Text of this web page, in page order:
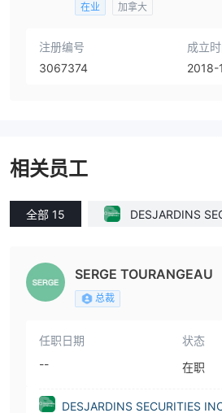
在业 加拿大
注册编号
3067374
成立
2018-
相关员工
全部 15
DESJARDINS
SERGE TOURANGEAU
总裁
任职日期
--
状态
在职
DESJARDINS SECURITIES